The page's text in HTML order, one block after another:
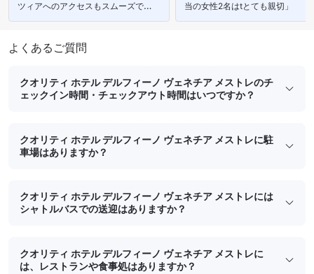
ツィアへのアクセスもスムーズで
す。」
当の女性2名はtとても親切」
よくあるご質問
クオリティ ホテル デルフィーノ ヴェネチア メストレのチ
ェックイン時間・チェックアウト時間はいつですか？
クオリティ ホテル デルフィーノ ヴェネチア メストレに駐
車場はありますか？
クオリティ ホテル デルフィーノ ヴェネチア メストレには
シャトルバスでの送迎はありますか？
クオリティ ホテル デルフィーノ ヴェネチア メストレに
は、レストランや食事処はありますか？